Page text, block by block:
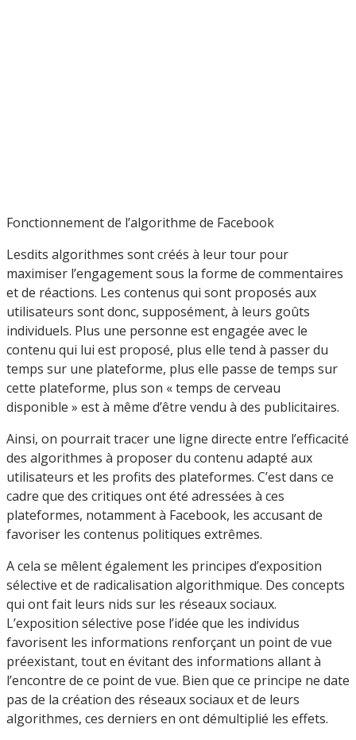
Fonctionnement de l’algorithme de Facebook
Lesdits algorithmes sont créés à leur tour pour
maximiser l’engagement sous la forme de commentaires
et de réactions. Les contenus qui sont proposés aux
utilisateurs sont donc, supposément, à leurs goûts
individuels. Plus une personne est engagée avec le
contenu qui lui est proposé, plus elle tend à passer du
temps sur une plateforme, plus elle passe de temps sur
cette plateforme, plus son « temps de cerveau
disponible » est à même d’être vendu à des publicitaires.
Ainsi, on pourrait tracer une ligne directe entre l’efficacité
des algorithmes à proposer du contenu adapté aux
utilisateurs et les profits des plateformes. C’est dans ce
cadre que des critiques ont été adressées à ces
plateformes, notamment à Facebook, les accusant de
favoriser les contenus politiques extrêmes.
A cela se mêlent également les principes d’exposition
sélective et de radicalisation algorithmique. Des concepts
qui ont fait leurs nids sur les réseaux sociaux.
L’exposition sélective pose l’idée que les individus
favorisent les informations renforçant un point de vue
préexistant, tout en évitant des informations allant à
l’encontre de ce point de vue. Bien que ce principe ne date
pas de la création des réseaux sociaux et de leurs
algorithmes, ces derniers en ont démultiplié les effets.